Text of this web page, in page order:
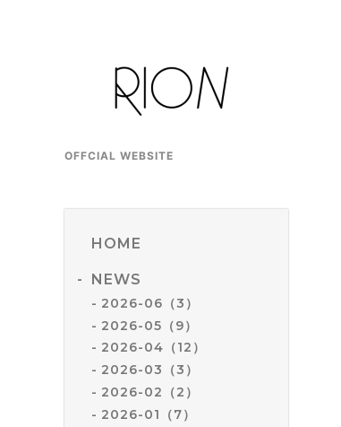
OFFCIAL WEBSITE
HOME
NEWS
2026-06（3）
2026-05（9）
2026-04（12）
2026-03（3）
2026-02（2）
2026-01（7）